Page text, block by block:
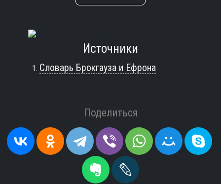
Источники
Словарь Брокгауза и Ефрона
Поделиться